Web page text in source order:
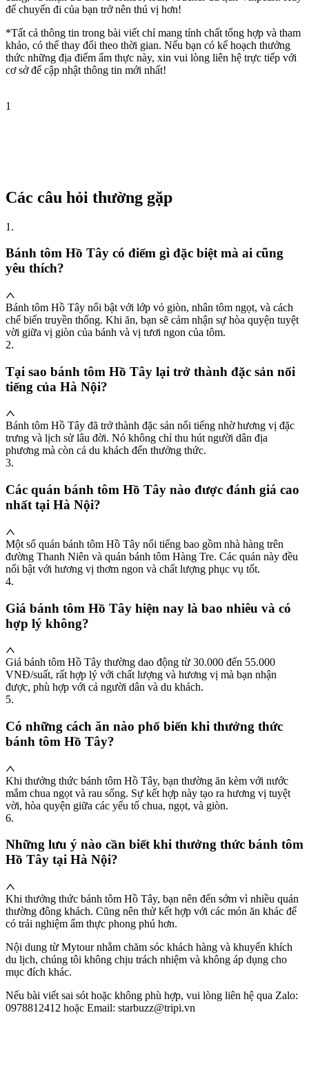
để chuyến đi của bạn trở nên thú vị hơn!
*Tất cả thông tin trong bài viết chỉ mang tính chất tổng hợp và tham
khảo, có thể thay đổi theo thời gian. Nếu bạn có kế hoạch thưởng
thức những địa điểm ẩm thực này, xin vui lòng liên hệ trực tiếp với
cơ sở để cập nhật thông tin mới nhất!
1
Các câu hỏi thường gặp
1 .
Bánh tôm Hồ Tây có điểm gì đặc biệt mà ai cũng
yêu thích?
Bánh tôm Hồ Tây nổi bật với lớp vỏ giòn, nhân tôm ngọt, và cách
chế biến truyền thống. Khi ăn, bạn sẽ cảm nhận sự hòa quyện tuyệt
vời giữa vị giòn của bánh và vị tươi ngon của tôm.
2.
Tại sao bánh tôm Hồ Tây lại trở thành đặc sản nổi
tiếng của Hà Nội?
Bánh tôm Hồ Tây đã trở thành đặc sản nổi tiếng nhờ hương vị đặc
trưng và lịch sử lâu đời. Nó không chỉ thu hút người dân địa
phương mà còn cả du khách đến thưởng thức.
3.
Các quán bánh tôm Hồ Tây nào được đánh giá cao
nhất tại Hà Nội?
Một số quán bánh tôm Hồ Tây nổi tiếng bao gồm nhà hàng trên
đường Thanh Niên và quán bánh tôm Hàng Tre. Các quán này đều
nổi bật với hương vị thơm ngon và chất lượng phục vụ tốt.
4.
Giá bánh tôm Hồ Tây hiện nay là bao nhiêu và có
hợp lý không?
Giá bánh tôm Hồ Tây thường dao động từ 30.000 đến 55.000
VNĐ/suất, rất hợp lý với chất lượng và hương vị mà bạn nhận
được, phù hợp với cả người dân và du khách.
5.
Có những cách ăn nào phổ biến khi thưởng thức
bánh tôm Hồ Tây?
Khi thưởng thức bánh tôm Hồ Tây, bạn thường ăn kèm với nước
mắm chua ngọt và rau sống. Sự kết hợp này tạo ra hương vị tuyệt
vời, hòa quyện giữa các yếu tố chua, ngọt, và giòn.
6.
Những lưu ý nào cần biết khi thưởng thức bánh tôm
Hồ Tây tại Hà Nội?
Khi thưởng thức bánh tôm Hồ Tây, bạn nên đến sớm vì nhiều quán
thường đông khách. Cũng nên thử kết hợp với các món ăn khác để
có trải nghiệm ẩm thực phong phú hơn.
Nội dung từ Mytour nhằm chăm sóc khách hàng và khuyến khích
du lịch, chúng tôi không chịu trách nhiệm và không áp dụng cho
mục đích khác.
Nếu bài viết sai sót hoặc không phù hợp, vui lòng liên hệ qua Zalo:
0978812412 hoặc Email: starbuzz@tripi.vn